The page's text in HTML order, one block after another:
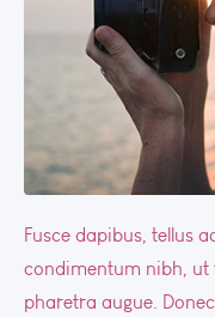
Fusce dapibus, tellus
condimentum nibh, ut
pharetra augue.